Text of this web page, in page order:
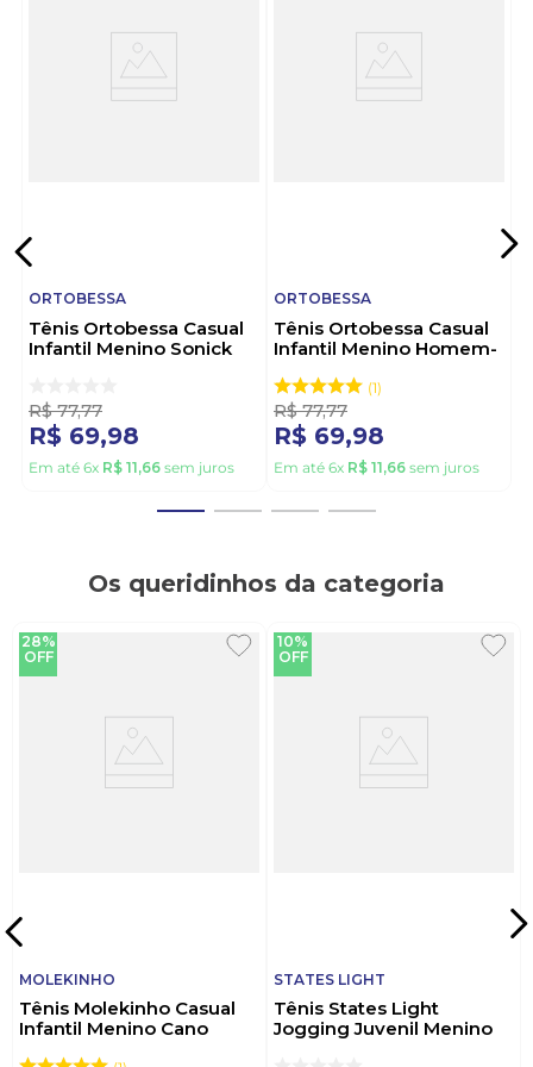
Sobre a Marca:
A Ortobessa é uma marca brasileira, com mais de 25
anos de mercado, reconhecida por sua excelência
ORTOBESSA
Tênis Ortobessa Casual
Infantil Menino Sonick
R$ 77,77
R$ 69,98
Em até 6x R$ 11,66 sem juros
ORTOBESSA
Tênis Ortobessa Casual
Infantil Menino Homem-
1
R$ 77,77
R$ 69,98
Em até 6x R$ 11,66 sem juros
Os queridinhos da categoria
28%
OFF
MOLEKINHO
Tênis Molekinho Casual
Infantil Menino Cano
10%
OFF
STATES LIGHT
Tênis States Light
Jogging Juvenil Menino